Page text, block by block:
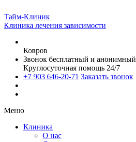
Тайм-Клиник
Клиника лечения зависимости
Ковров
Звонок бесплатный и анонимный
Круглосуточная помощь 24/7
+7 903 646-20-71 Заказать звонок
Меню
Клиника
О нас